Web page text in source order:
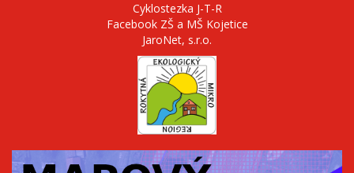
Cyklostezka J-T-R
Facebook ZŠ a MŠ Kojetice
JaroNet, s.r.o.